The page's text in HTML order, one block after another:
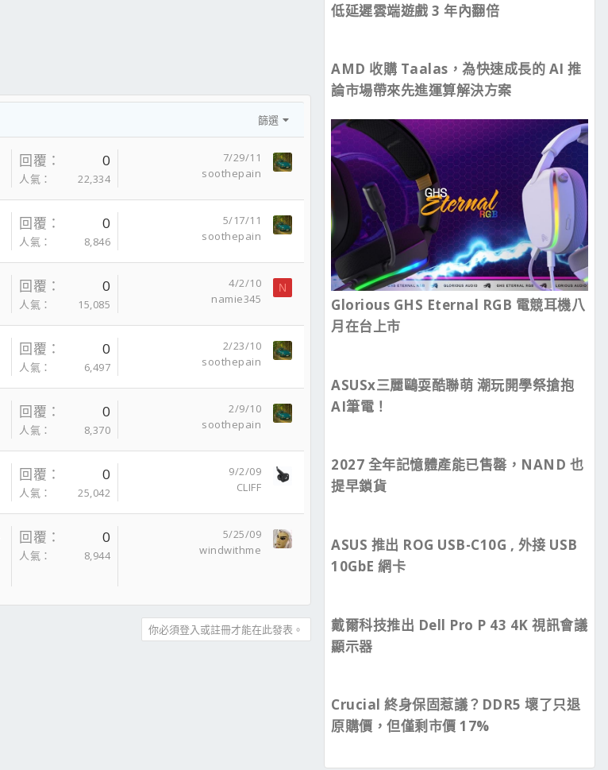
篩選
回覆 0
人氣 22,334
7/29/11
soothepain
回覆 0
人氣 8,846
5/17/11
soothepain
回覆 0
人氣 15,085
4/2/10
namie345
N
回覆 0
人氣 6,497
2/23/10
soothepain
回覆 0
人氣 8,370
2/9/10
soothepain
回覆 0
人氣 25,042
9/2/09
CLIFF
回覆 0
人氣 8,944
5/25/09
windwithme
你必須登入或註冊才能在此發表。
低延遲雲端遊戲 3 年內翻倍
AMD 收購 Taalas，為快速成長的 AI 推
論市場帶來先進運算解決方案
Glorious GHS Eternal RGB 電競耳機八
月在台上市
ASUSx三麗鷗耍酷聯萌 潮玩開學祭搶抱
AI筆電！
2027 全年記憶體產能已售罄，NAND 也
提早鎖貨
ASUS 推出 ROG USB-C10G , 外接 USB
10GbE 網卡
戴爾科技推出 Dell Pro P 43 4K 視訊會議
顯示器
Crucial 終身保固惹議？DDR5 壞了只退
原購價，但僅剩市價 17%